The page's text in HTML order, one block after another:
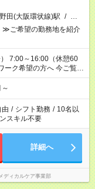
野田(大阪環状線)駅 / …
≫ご希望の勤務地を紹介
のお仕事の勤務時間の合
由 / シフト勤務 / 10名以
スキル不要
詳細へ
ディカルケア事業部